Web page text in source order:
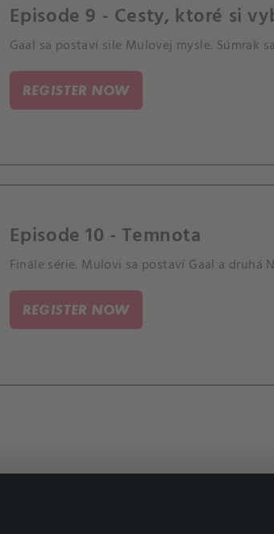
Episode 9 - Cesty, ktoré si
Gaal sa postaví sile Mulovej mysle. Súmrak
REGISTER NOW
Episode 10 - Temnota
Finále série. Mulovi sa postaví Gaal a
REGISTER NOW